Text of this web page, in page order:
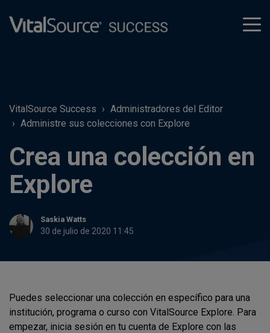
VitalSource Success
Administradores del Editor
Administre sus colecciones con Explore
Crea una colección en
Explore
Saskia Watts
30 de julio de 2020 11:45
Puedes seleccionar una colección en específico para una
institución, programa o curso con VitalSource Explore. Para
empezar, inicia sesión en tu cuenta de Explore con las